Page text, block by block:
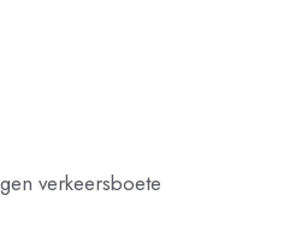
verkeersboete